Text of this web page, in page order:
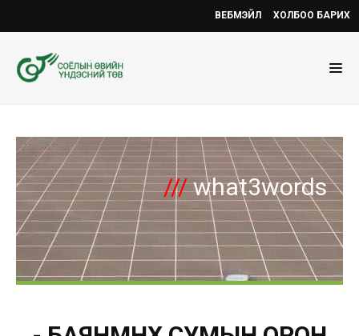
ВЕБМЭЙЛ ХОЛБОО БАРИХ
///what3words